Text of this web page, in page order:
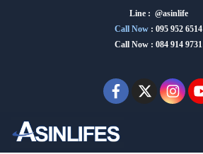
Line : @asinlife
Call Now : 095 952 6514
Call Now : 084 914 9731